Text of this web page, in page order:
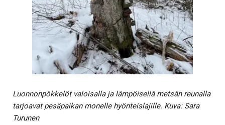
Luonnonpökkelöt valoisalla ja lämpöisellä metsän reunalla
tarjoavat pesäpaikan monelle hyönteislajille. Kuva: Sara
Turunen